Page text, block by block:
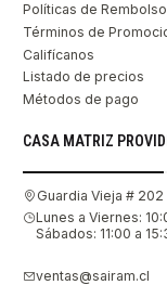
Políticas de Rembolso
Términos de
Califícanos
Listado de precios
Métodos de pago
CASA MATRIZ
Guardia Vieja # 202
Lunes a Viernes:
Sábados: 11:00 a
ventas@sairam.cl